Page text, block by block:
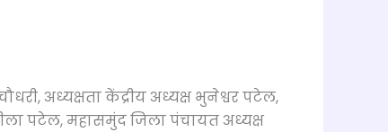
अध्यक्षता केंद्रीय अध्यक्ष भुनेश्वर पटेल,
पटेल, महासमुंद जिला पंचायत अध्यक्ष